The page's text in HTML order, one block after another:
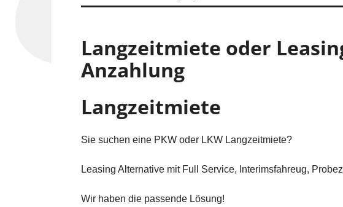
p
i
g
Langzeitmiete oder
Anzahlung
Langzeitmiete
Sie suchen eine PKW oder LKW Langzeitmiete?
Leasing Alternative mit Full Service, Interimsfahreug,
Wir haben die passende Lösung!